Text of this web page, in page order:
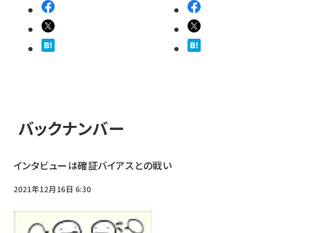
バックナンバー
インタビューは確証バイアスとの戦い
2021年12月16日 6:30